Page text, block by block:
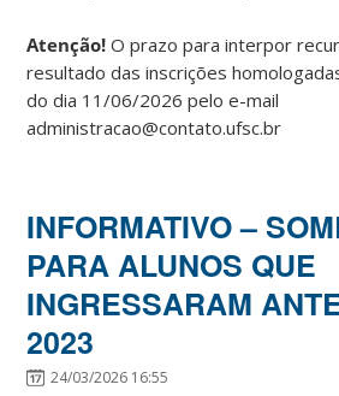
Atenção! O prazo para interpor
resultado das inscrições
do dia 11/06/2026 pelo e-mail
administracao@contato.ufsc.br
INFORMATIVO –
PARA ALUNOS QUE
INGRESSARAM
2023
24/03/2026 16:55